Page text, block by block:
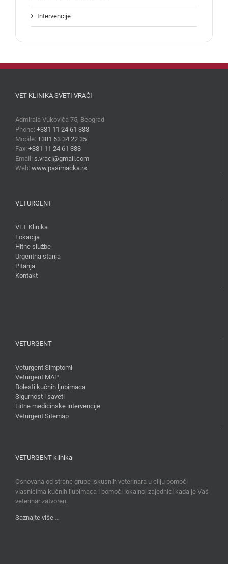
Intervencije
VET KLINIKA SVETI VRAČI
Admirala Vukovića 75, Beograd
Phone: +381 11 24 61 383
Mobile: +381 63 34 22 35
Fax: +381 11 24 61 383
Email: s.vraci@gmail.com
Web: www.pasimacka.rs
VETURGENT
VET Klinika
Lokacija
Hitne službe
Urgentna stanja
Pitanja
Kontakt
VETURGENT
Veturgent Simptomi
Veturgent MAP
Bolesti kućnih ljubimaca
Sigurnost i saveti
Hitne medicinske intervencije
Veturgent Sitemap
VETURGENT klinika
Osnovana od strane grupe iskusnih veterinara u cilju pomoći
vlasnicima kućnih ljubimaca i pomoći lokalnoj zajednici kada je Vaš
veterinar zatvoren.
Saznajte više …